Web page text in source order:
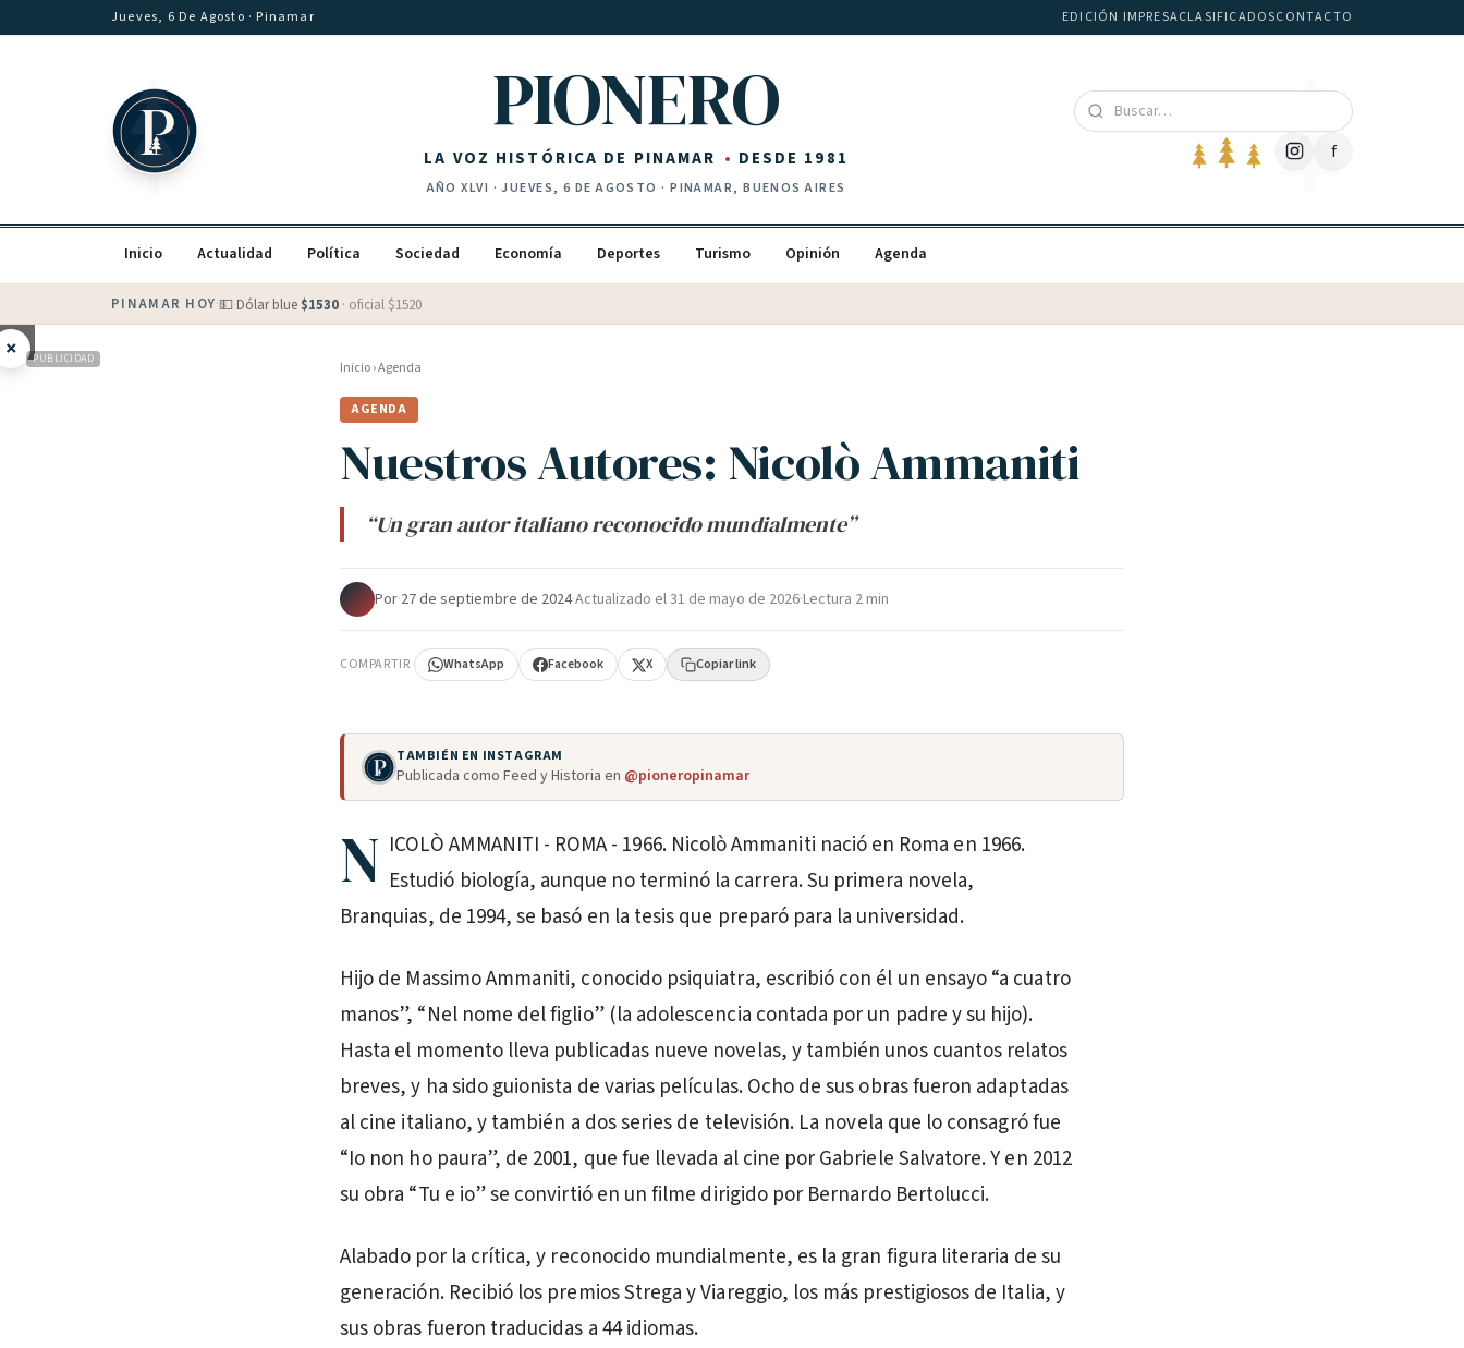
Saltar al contenidoJueves, 6 De Agosto · Pinamar EDICIÓN IMPRESACLASIFICADOSCONTACTO
PIONERO
LA VOZ HISTÓRICA DE PINAMAR DESDE 1981
AÑOXLVI ·JUEVES, 6 DE AGOSTO · PINAMAR, BUENOS AIRES
f
Inicio Actualidad Política Sociedad Economía Deportes Turismo Opinión Agenda
PINAMAR HOY·💵 Dólar blue $1530 · oficial $1520
× PUBLICIDAD Inicio›Agenda
AGENDA
Nuestros Autores: Nicolò Ammaniti
“Un gran autor italiano reconocido mundialmente”
Por·27 de septiembre de 2024·Actualizado el31 de mayo de 2026·Lectura 2 min
COMPARTIR WhatsApp Facebook X Copiar link
TAMBIÉN EN INSTAGRAM
Publicada como Feed y Historia en @pioneropinamar
N ICOLÒ AMMANITI - ROMA - 1966. Nicolò Ammaniti nació en Roma en 1966.
Estudió biología, aunque no terminó la carrera. Su primera novela,
Branquias, de 1994, se basó en la tesis que preparó para la universidad.
Hijo de Massimo Ammaniti, conocido psiquiatra, escribió con él un ensayo “a cuatro
manos”, “Nel nome del figlio” (la adolescencia contada por un padre y su hijo).
Hasta el momento lleva publicadas nueve novelas, y también unos cuantos relatos
breves, y ha sido guionista de varias películas. Ocho de sus obras fueron adaptadas
al cine italiano, y también a dos series de televisión. La novela que lo consagró fue
“Io non ho paura”, de 2001, que fue llevada al cine por Gabriele Salvatore. Y en 2012
su obra “Tu e io” se convirtió en un filme dirigido por Bernardo Bertolucci.
Alabado por la crítica, y reconocido mundialmente, es la gran figura literaria de su
generación. Recibió los premios Strega y Viareggio, los más prestigiosos de Italia, y
sus obras fueron traducidas a 44 idiomas.